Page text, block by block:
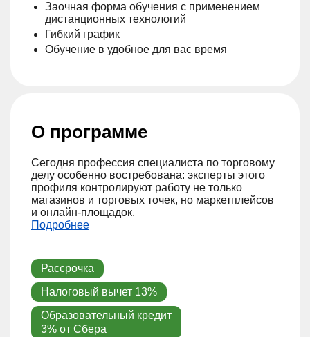
Заочная форма обучения с применением
дистанционных технологий
Гибкий график
Обучение в удобное для вас время
О программе
Сегодня профессия специалиста по торговому
делу особенно востребована: эксперты этого
профиля контролируют работу не только
магазинов и торговых точек, но маркетплейсов
и онлайн-площадок.
Подробнее
Рассрочка
Налоговый вычет 13%
Образовательный кредит
3% от Сбера